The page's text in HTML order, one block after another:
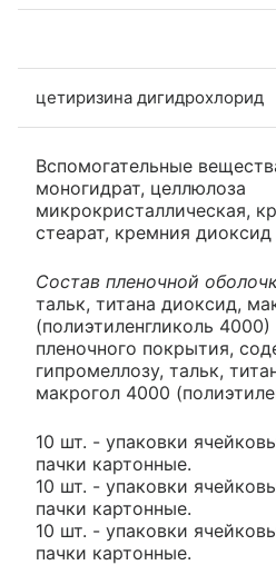
цетиризина дигидрохлорид
Вспомогательные
моногидрат, целлюлоза
микрокристаллическая,
стеарат, кремния
Состав пленочной
тальк, титана диоксид,
(полиэтиленгликоль
пленочного покрытия,
гипромеллозу, тальк,
макрогол 4000
10 шт. - упаковки
пачки картонные.
10 шт. - упаковки
пачки картонные.
10 шт. - упаковки
пачки картонные.